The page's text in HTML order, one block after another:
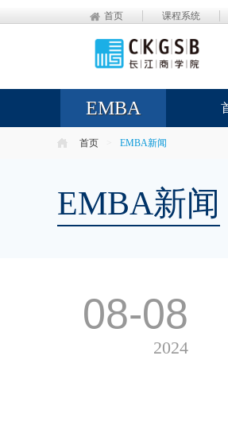
首页 课程系统
EMBA
首页 EMBA新闻
EMBA新闻
08-08
2024